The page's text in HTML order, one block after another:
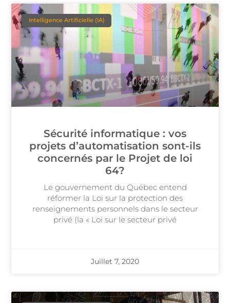
Intelligence Artificielle (IA)
Sécurité informatique : vos
projets d’automatisation sont-ils
concernés par le Projet de loi
64?
Le gouvernement du Québec entend
réformer la Loi sur la protection des
renseignements personnels dans le secteur
privé (la « Loi sur le secteur privé
Juillet 7, 2020